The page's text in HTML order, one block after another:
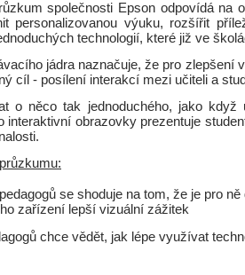
společnosti Epson odpovídá na
personalizovanou výuku, rozšířit
technologií, které již ve
jádra naznačuje, že pro zlepšení
cíl - posílení interakcí mezi učiteli a
o něco tak jednoduchého, jako když
interaktivní obrazovky prezentuje
se shoduje na tom, že je pro
zařízení lepší vizuální zážitek
chce vědět, jak lépe využívat